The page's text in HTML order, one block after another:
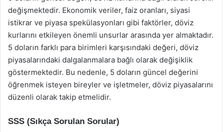
değişmektedir. Ekonomik veriler, faiz oranları, siyasi
istikrar ve piyasa spekülasyonları gibi faktörler, döviz
kurlarını etkileyen önemli unsurlar arasında yer almaktadır.
5 doların farklı para birimleri karşısındaki değeri, döviz
piyasalarındaki dalgalanmalara bağlı olarak değişiklik
göstermektedir. Bu nedenle, 5 doların güncel değerini
öğrenmek isteyen bireyler ve işletmeler, döviz piyasalarını
düzenli olarak takip etmelidir.
SSS (Sıkça Sorulan Sorular)